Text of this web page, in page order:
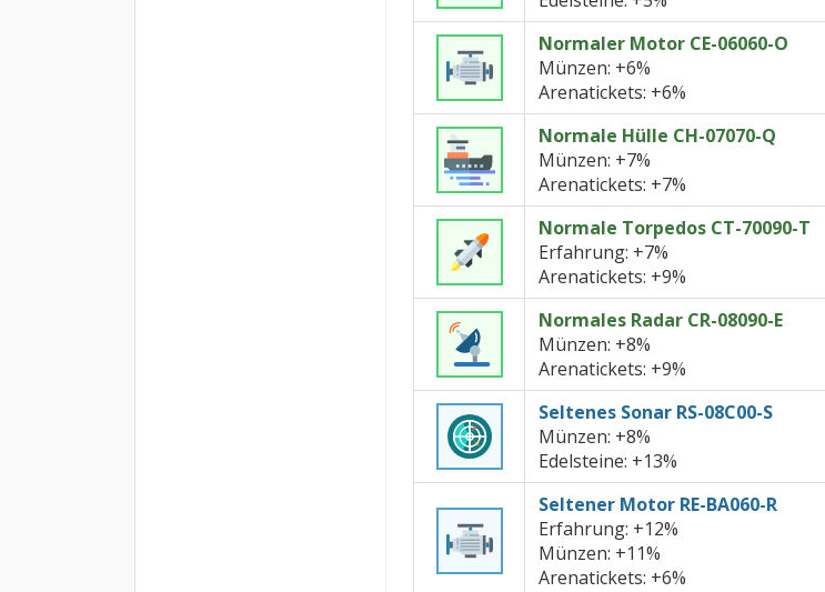
Normaler Motor CE-06060-O
Münzen: +6%
Arenatickets: +6%
Normale Hülle CH-07070-Q
Münzen: +7%
Arenatickets: +7%
Normale Torpedos CT-70090-T
Erfahrung: +7%
Arenatickets: +9%
Normales Radar CR-08090-E
Münzen: +8%
Arenatickets: +9%
Seltenes Sonar RS-08C00-S
Münzen: +8%
Edelsteine: +13%
Seltener Motor RE-BA060-R
Erfahrung: +12%
Münzen: +11%
Arenatickets: +6%